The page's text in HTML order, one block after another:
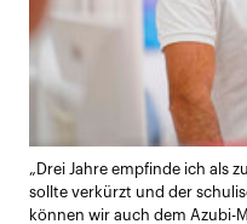
„Drei Jahre empfinde ich als
sollte verkürzt und der
können wir auch dem Azubi-